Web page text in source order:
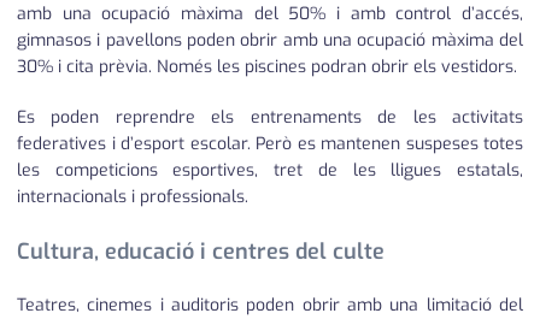
amb una ocupació màxima del 50% i amb control d’accés,
gimnasos i pavellons poden obrir amb una ocupació màxima del
30% i cita prèvia. Només les piscines podran obrir els vestidors.
Es poden reprendre els entrenaments de les activitats
federatives i d’esport escolar. Però es mantenen suspeses totes
les competicions esportives, tret de les lligues estatals,
internacionals i professionals.
Cultura, educació i centres del culte
Teatres, cinemes i auditoris poden obrir amb una limitació del